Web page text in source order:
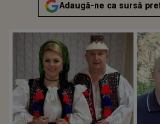
Adaugă-ne ca sursă